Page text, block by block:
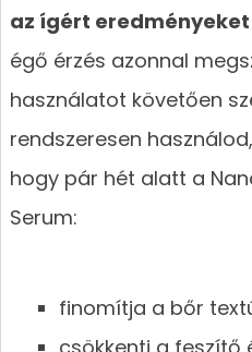
az ígért
égő érzés azonnal
használatot követően
rendszeresen
hogy pár hét alatt a
Serum:
finomítja a bőr